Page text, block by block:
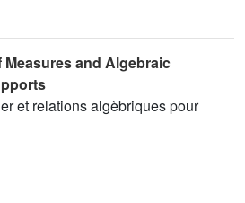
and Algebraic
et relations algèbriques pour